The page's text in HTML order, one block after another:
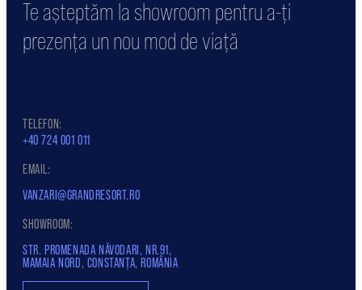
Te așteptăm la showroom pentru a-ți
prezența un nou mod de viață
TELEFON:
+40 724 001 011
EMAIL:
VANZARI@GRANDRESORT.RO
SHOWROOM:
STR. PROMENADA NĂVODARI, NR.91,
MAMAIA NORD, CONSTANȚA, ROMÂNIA